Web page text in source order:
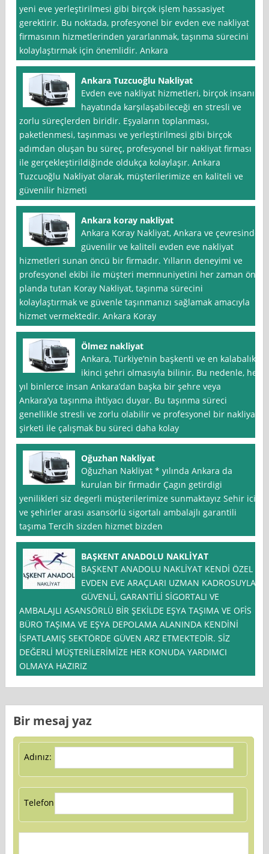
yeni eve yerleştirilmesi gibi birçok işlem hassasiyet
gerektirir. Bu noktada, profesyonel bir evden eve nakliyat
firmasının hizmetlerinden yararlanmak, taşınma sürecini
kolaylaştırmak için önemlidir. Ankara
Ankara Tuzcuoğlu Nakliyat
Evden eve nakliyat hizmetleri, birçok insanın
hayatında karşılaşabileceği en stresli ve
zorlu süreçlerden biridir. Eşyaların toplanması,
paketlenmesi, taşınması ve yerleştirilmesi gibi birçok
adımdan oluşan bu süreç, profesyonel bir nakliyat firması
ile gerçekleştirildiğinde oldukça kolaylaşır. Ankara
Tuzcuoğlu Nakliyat olarak, müşterilerimize en kaliteli ve
güvenilir hizmeti
Ankara koray nakliyat
Ankara Koray Nakliyat, Ankara ve çevresinde
güvenilir ve kaliteli evden eve nakliyat
hizmetleri sunan öncü bir firmadır. Yılların deneyimi ve
profesyonel ekibi ile müşteri memnuniyetini her zaman ön
planda tutan Koray Nakliyat, taşınma sürecini
kolaylaştırmak ve güvenle taşınmanızı sağlamak amacıyla
hizmet vermektedir. Ankara Koray
Ölmez nakliyat
Ankara, Türkiye’nin başkenti ve en kalabalık
ikinci şehri olmasıyla bilinir. Bu nedenle, her
yıl binlerce insan Ankara’dan başka bir şehre veya
Ankara’ya taşınma ihtiyacı duyar. Bu taşınma süreci
genellikle stresli ve zorlu olabilir ve profesyonel bir nakliyat
şirketi ile çalışmak bu süreci daha kolay
Oğuzhan Nakliyat
Oğuzhan Nakliyat * yılında Ankara da
kurulan bir firmadır Çagın getirdigi
yenilikleri siz degerli müşterilerimize sunmaktayız Sehir ici
ve şehirler arası asansörlü sigortalı ambalajlı garantili
taşıma Tercih sizden hizmet bizden
BAŞKENT ANADOLU NAKLİYAT
BAŞKENT ANADOLU NAKLİYAT KENDİ ÖZEL
EVDEN EVE ARAÇLARI UZMAN KADROSUYLA,
GÜVENLİ, GARANTİLİ SİGORTALI VE
AMBALAJLI ASANSÖRLÜ BİR ŞEKİLDE EŞYA TAŞIMA VE OFİS
BÜRO TAŞIMA VE EŞYA DEPOLAMA ALANINDA KENDİNİ
İSPATLAMIŞ SEKTÖRDE GÜVEN ARZ ETMEKTEDİR. SİZ
DEĞERLİ MÜŞTERİLERİMİZE HER KONUDA YARDIMCI
OLMAYA HAZIRIZ
Bir mesaj yaz
Adınız:
Telefon: